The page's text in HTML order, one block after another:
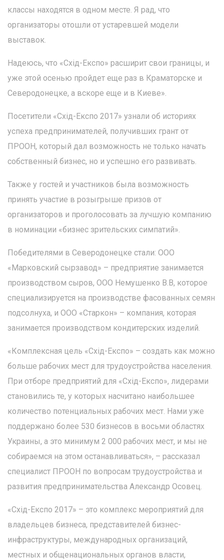
классы находятся в одном месте. Я рад, что
организаторы отошли от устаревшей модели
выставок.
Надеюсь, что «Схід-Експо» расширит свои границы, и
уже этой осенью пройдет еще раз в Краматорске и
Северодонецке, а вскоре еще и в Киеве».
Посетители «Схід-Експо 2017» узнали об историях
успеха предпринимателей, получивших грант от
ПРООН, который дал возможность не только начать
собственный бизнес, но и успешно его развивать.
Также у гостей и участников была возможность
принять участие в розыгрыше призов от
организаторов и проголосовать за лучшую компанию
в номинации «бизнес зрительских симпатий».
Победителями в Северодонецке стали: ООО
«Марковский сырзавод» – предприятие занимается
производством сыров, ООО Немушенко В.В, которое
специализируется на производстве фасованных семян
подсолнуха, и ООО «Старкон» – компания, которая
занимается производством кондитерских изделий.
«Комплексная цель «Схід-Експо» – создать как можно
больше рабочих мест для трудоустройства населения.
При отборе предприятий для «Схід-Експо», лидерами
становились те, у которых насчитано наибольшее
количество потенциальных рабочих мест. Нами уже
поддержано более 530 бизнесов в восьми областях
Украины, а это минимум 2 000 рабочих мест, и мы не
собираемся на этом останавливаться», – рассказал
специалист ПРООН по вопросам трудоустройства и
развития предпринимательства Александр Осовец.
«Схід-Експо 2017» – это комплекс мероприятий для
владельцев бизнеса, представителей бизнес-
инфраструктуры, международных организаций,
местных и общенациональных органов власти,